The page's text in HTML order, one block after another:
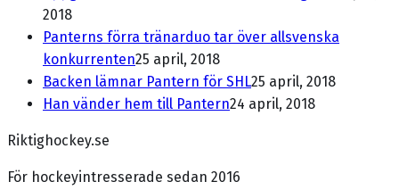
2018
Panterns förra tränarduo tar över allsvenska
konkurrenten25 april, 2018
Backen lämnar Pantern för SHL25 april, 2018
Han vänder hem till Pantern24 april, 2018
Riktighockey.se
För hockeyintresserade sedan 2016